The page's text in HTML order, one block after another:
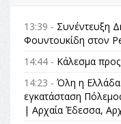
13:39 - Συνέντευξη
Φουντουκίδη στον
14:44 - Κάλεσμα
14:23 - Όλη η Ελλάδα
εγκατάσταση
| Αρχαία Έδεσσα,